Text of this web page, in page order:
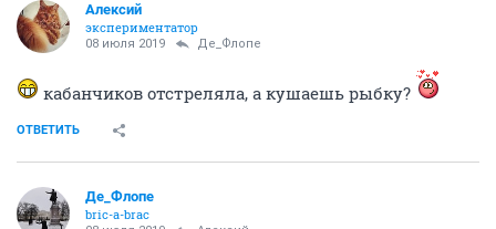
Алексий
экспериментатор
08 июля 2019 Де_Флопе
кабанчиков отстреляла, а кушаешь рыбку?
ОТВЕТИТЬ
Де_Флопе
bric-a-brac